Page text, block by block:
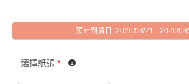
預計到貨日: 2026/08/21 - 2026/
選擇紙張 *